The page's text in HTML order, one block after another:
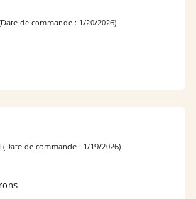
de commande : 1/20/2026)
(Date de commande : 1/19/2026)